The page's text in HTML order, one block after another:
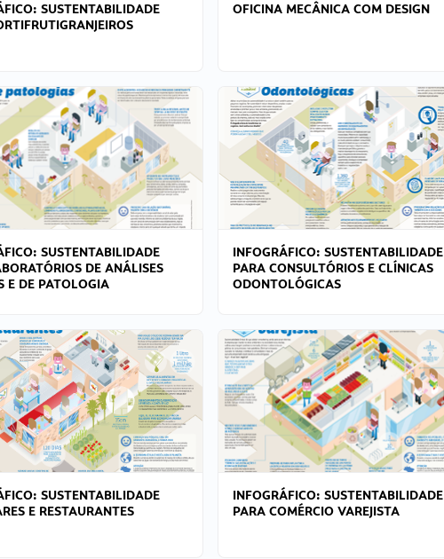
SUSTENTABILIDADE
OFICINA MECÂNICA COM DESIGN
SUSTENTABILIDADE
DE ANÁLISES
E DE PATOLOGIA
INFOGRÁFICO: SUSTENTABILIDADE
PARA CONSULTÓRIOS E CLÍNICAS
ODONTOLÓGICAS
SUSTENTABILIDADE
E RESTAURANTES
INFOGRÁFICO: SUSTENTABILIDADE
PARA COMÉRCIO VAREJISTA